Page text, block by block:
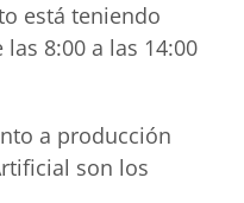
está teniendo
8:00 a las 14:00
a producción
son los